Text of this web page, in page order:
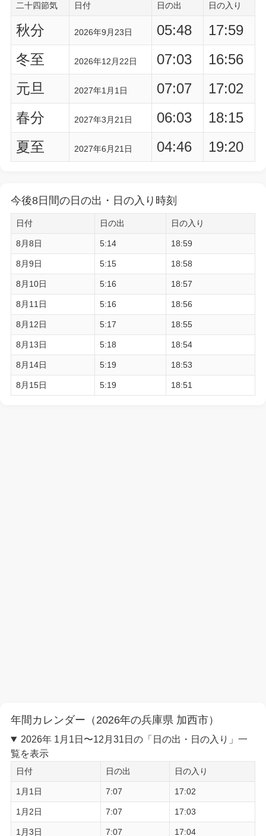
二十四節気 日付 日の出 日の入り
秋分 2026年9月23日 05:48
17:59
冬至
2026年12月22日 07:03
16:56
元旦
2027年1月1日 07:07
17:02
春分
2027年3月21日 06:03
18:15
夏至
2027年6月21日 04:46 19:20
今後8日間の日の出・日の入り時刻
日付 日の出 日の入り
8月8日 5:14 18:59
8月9日 5:15 18:58
8月10日 5:16 18:57
8月11日 5:16 18:56
8月12日 5:17 18:55
8月13日 5:18 18:54
8月14日 5:19 18:53
8月15日 5:19 18:51
年間カレンダー（2026年の兵庫県 加西市）
2026年 1月1日〜12月31日の「日の出・日の入り」一
覧を表示
日付 日の出 日の入り
1月1日 7:07 17:02
1月2日 7:07 17:03
1月3日 7:07 17:04